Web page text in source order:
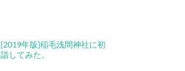
[2019年版]稲毛浅間神社に初
詣してみた。